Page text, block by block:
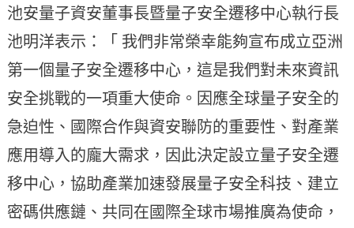
池安量子資安董事長暨量子安全遷移中心執行長
池明洋表示：「 我們非常榮幸能夠宣布成立亞洲
第一個量子安全遷移中心，這是我們對未來資訊
安全挑戰的一項重大使命。因應全球量子安全的
急迫性、國際合作與資安聯防的重要性、對產業
應用導入的龐大需求，因此決定設立量子安全遷
移中心，協助產業加速發展量子安全科技、建立
密碼供應鏈、共同在國際全球市場推廣為使命，